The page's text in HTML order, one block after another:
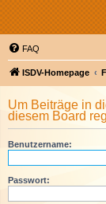
FAQ
ISDV-Homepage
Um Beiträge in
diesem Board
Benutzername:
Passwort: